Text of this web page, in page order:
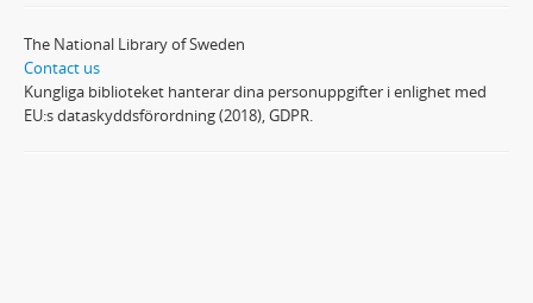
The National Library of Sweden
Contact us
Kungliga biblioteket hanterar dina personuppgifter i enlighet med
EU:s dataskyddsförordning (2018), GDPR.